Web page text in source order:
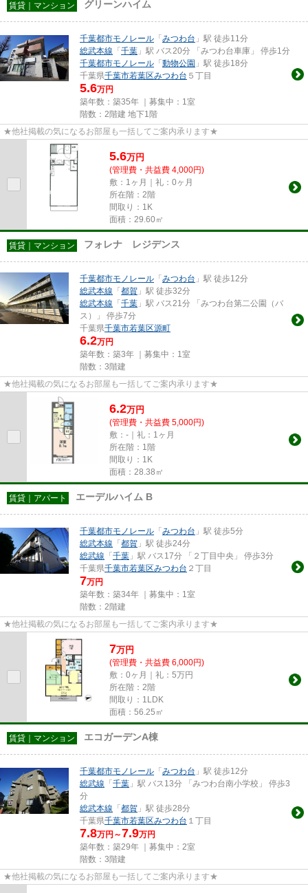
賃貸｜マンション グリーンハイム
千葉都市モノレール 「 みつわ台 」駅 徒歩11分
総武本線 「 千葉 」駅 バス20分 「みつわ台車庫」 停歩1分
千葉都市モノレール 「 動物公園 」駅 徒歩18分
千葉県千葉市若葉区みつわ台 ５丁目
5.6万円
築年数：築35年 ｜募集中： 1室
階数：2階建 地下1階
★他社掲載の気になるお部屋も一括してご案内承ります★
5.6万円
(管理費・共益費 4,000円)
敷：1ヶ月｜礼：0ヶ月
所在階：2階
間取り：1K
面積：29.60㎡
賃貸｜マンション フォレナ レジデンス
千葉都市モノレール 「 みつわ台 」駅 徒歩12分
総武本線 「 都賀 」駅 徒歩32分
総武本線 「 千葉 」駅 バス21分 「みつわ台第二公園（バ
ス）」 停歩7分
千葉県千葉市若葉区源町
6.2万円
築年数：築3年 ｜募集中： 1室
階数：3階建
★他社掲載の気になるお部屋も一括してご案内承ります★
6.2万円
(管理費・共益費 5,000円)
敷：-｜礼：1ヶ月
所在階：1階
間取り：1K
面積：28.38㎡
賃貸｜アパート エーデルハイム B
千葉都市モノレール 「 みつわ台 」駅 徒歩5分
総武本線 「 都賀 」駅 徒歩24分
総武線 「 千葉 」駅 バス17分 「２丁目中央」 停歩3分
千葉県千葉市若葉区みつわ台 ２丁目
7万円
築年数：築34年 ｜募集中： 1室
階数：2階建
★他社掲載の気になるお部屋も一括してご案内承ります★
7万円
(管理費・共益費 6,000円)
敷：0ヶ月｜礼：5万円
所在階：2階
間取り：1LDK
面積：56.25㎡
賃貸｜マンション エコガーデンA棟
千葉都市モノレール 「 みつわ台 」駅 徒歩12分
総武線 「 千葉 」駅 バス13分 「みつわ台南小学校」 停歩3
分
総武本線 「 都賀 」駅 徒歩28分
千葉県千葉市若葉区みつわ台 １丁目
7.8万円～7.9万円
築年数：築29年 ｜募集中： 2室
階数：3階建
★他社掲載の気になるお部屋も一括してご案内承ります★